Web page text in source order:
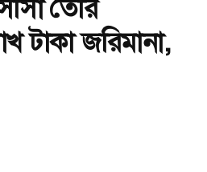
তৈরি
টাকা জরিমানা,